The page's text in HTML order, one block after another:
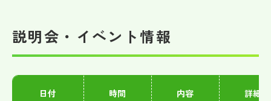
個人情報保護方針
サイトマップ
説明会・イベント情報
日付 時間 内容 詳細